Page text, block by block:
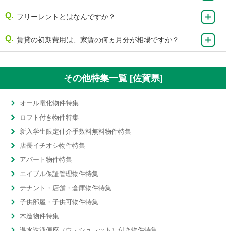
フリーレントとはなんですか？
賃貸の初期費用は、家賃の何ヵ月分が相場ですか？
その他特集一覧 [佐賀県]
オール電化物件特集
ロフト付き物件特集
新入学生限定仲介手数料無料物件特集
店長イチオシ物件特集
アパート物件特集
エイブル保証管理物件特集
テナント・店舗・倉庫物件特集
子供部屋・子供可物件特集
木造物件特集